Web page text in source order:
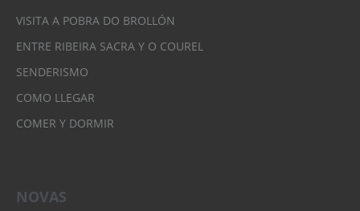
VISITA A POBRA DO BROLLÓN
ENTRE RIBEIRA SACRA Y O COUREL
SENDERISMO
COMO LLEGAR
COMER Y DORMIR
NOVAS